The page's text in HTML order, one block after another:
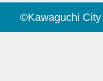
©Kawaguchi City